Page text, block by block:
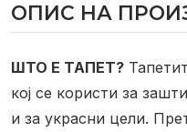
ОПИС НА
ШТО Е ТАПЕТ?
кој се користи за
и за украсни цели.